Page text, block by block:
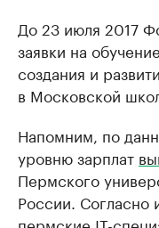
До 23 июля 2017
заявки на
создания и
в Московской
Напомним, по
уровню зарплат
Пермского
России. Согласно